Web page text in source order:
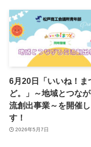
6月20日「いいね！ま
ど。」～地域とつな
流創出事業～を開催し
す！
2026年5月7日